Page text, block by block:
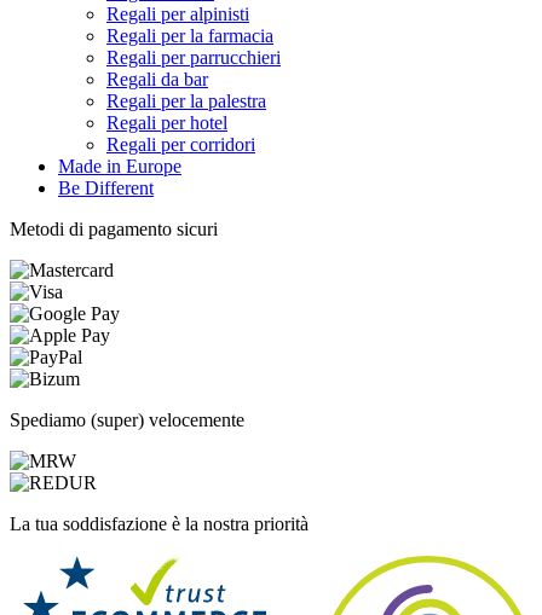
Regali per alpinisti
Regali per la farmacia
Regali per parrucchieri
Regali da bar
Regali per la palestra
Regali per hotel
Regali per corridori
Made in Europe
Be Different
Metodi di pagamento sicuri
Spediamo (super) velocemente
La tua soddisfazione è la nostra priorità